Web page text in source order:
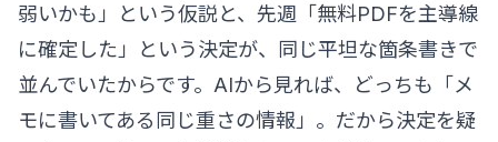
弱いかも」という仮説と、先週「無料PDFを主導線
に確定した」という決定が、同じ平坦な箇条書きで
並んでいたからです。AIから見れば、どっちも「メ
モに書いてある同じ重さの情報」。だから決定を疑